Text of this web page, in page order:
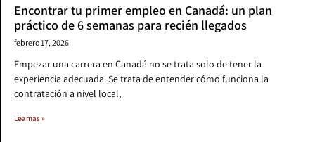
Encontrar tu primer empleo en Canadá: un plan
práctico de 6 semanas para recién llegados
febrero 17, 2026
Empezar una carrera en Canadá no se trata solo de tener la
experiencia adecuada. Se trata de entender cómo funciona la
contratación a nivel local,
Lee mas »